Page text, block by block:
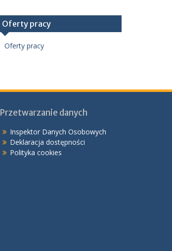
Oferty pracy
Oferty pracy
Przetwarzanie danych
Inspektor Danych Osobowych
Deklaracja dostępności
Polityka cookies